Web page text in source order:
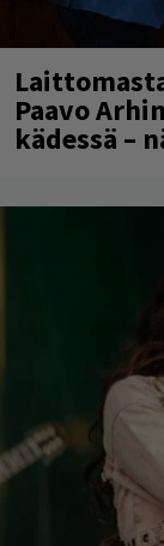
Paavo
kädessä –